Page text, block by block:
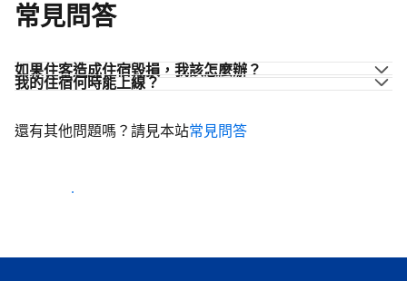
常見問答
如果住客造成住宿毀損，我該怎麼辦？
我的住宿何時能上線？
還有其他問題嗎？請見本站常見問答
開始迎接住客